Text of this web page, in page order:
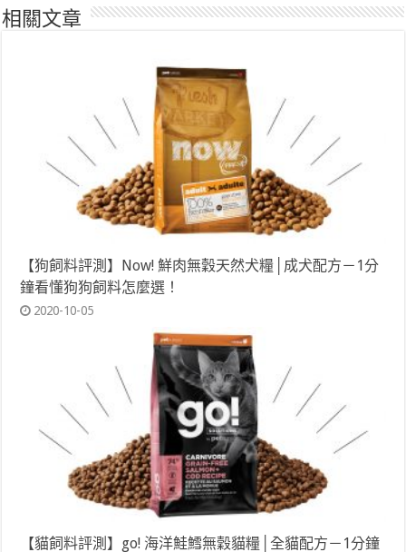
相關文章
【狗飼料評測】Now! 鮮肉無穀天然犬糧│成犬配方－1分
鐘看懂狗狗飼料怎麼選！
2020-10-05
【貓飼料評測】go! 海洋鮭鱈無穀貓糧│全貓配方－1分鐘